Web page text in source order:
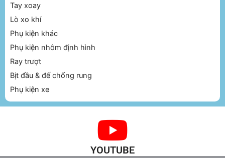
Tay xoay
Lò xo khí
Phụ kiện khác
Phụ kiện nhôm định hình
Ray trượt
Bịt đầu & đế chống rung
Phụ kiện xe
YOUTUBE